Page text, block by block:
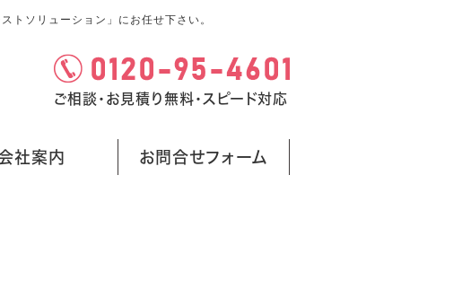
トソリューション」にお任せ下さい。
ご相談・お見積り無料・スピード対応
社案内 お問合せフォーム